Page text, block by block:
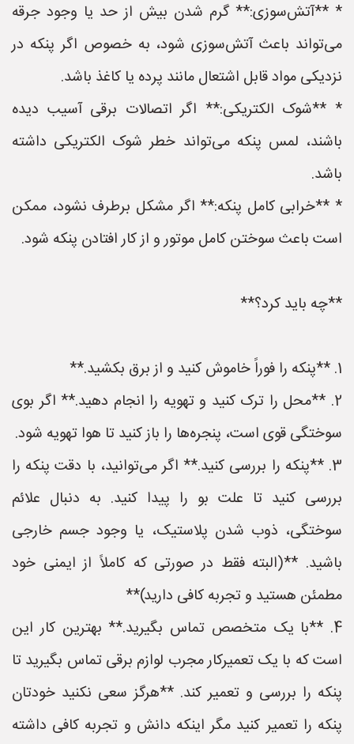
* **آتش‌سوزی:** گرم شدن بیش از حد یا وجود جرقه
می‌تواند باعث آتش‌سوزی شود، به خصوص اگر پنکه در
نزدیکی مواد قابل اشتعال مانند پرده یا کاغذ باشد.
* **شوک الکتریکی:** اگر اتصالات برقی آسیب دیده
باشند، لمس پنکه می‌تواند خطر شوک الکتریکی داشته
باشد.
* **خرابی کامل پنکه:** اگر مشکل برطرف نشود، ممکن
است باعث سوختن کامل موتور و از کار افتادن پنکه شود.
**چه باید کرد؟**
2. **محل را ترک کنید و تهویه را انجام دهید.** اگر بوی
سوختگی قوی است، پنجره‌ها را باز کنید تا هوا تهویه شود.
3. **پنکه را بررسی کنید.** اگر می‌توانید، با دقت پنکه را
بررسی کنید تا علت بو را پیدا کنید. به دنبال علائم
سوختگی، ذوب شدن پلاستیک، یا وجود جسم خارجی
باشید. **(البته فقط در صورتی که کاملاً از ایمنی خود
مطمئن هستید و تجربه کافی دارید)**
4. **با یک متخصص تماس بگیرید.** بهترین کار این
است که با یک تعمیرکار مجرب لوازم برقی تماس بگیرید تا
پنکه را بررسی و تعمیر کند. **هرگز سعی نکنید خودتان
پنکه را تعمیر کنید مگر اینکه دانش و تجربه کافی داشته